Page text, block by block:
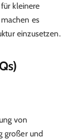
kleinere
es
einzusetzen.
von
großer und